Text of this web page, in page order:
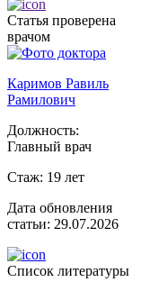
Статья проверена
врачом
Каримов Равиль
Рамилович
Должность:
Главный врач
Стаж: 19 лет
Дата обновления
статьи: 29.07.2026
Список литературы